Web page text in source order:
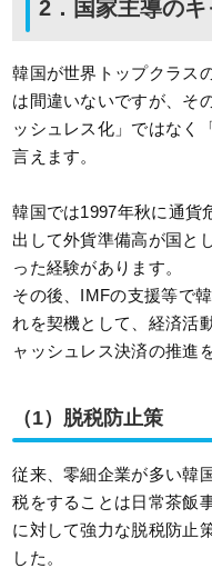
2．国家主導の
韓国が世界トップクラス
は間違いないですが、そ
ッシュレス化」ではなく
言えます。
韓国では1997年秋に通貨
出して外貨準備高が国と
った経験があります。
その後、IMFの支援等で
れを契機として、経済活
ャッシュレス決済の推進
（1）脱税防止策
従来、零細企業が多い韓
税をすることは日常茶飯
に対して強力な脱税防止
した。